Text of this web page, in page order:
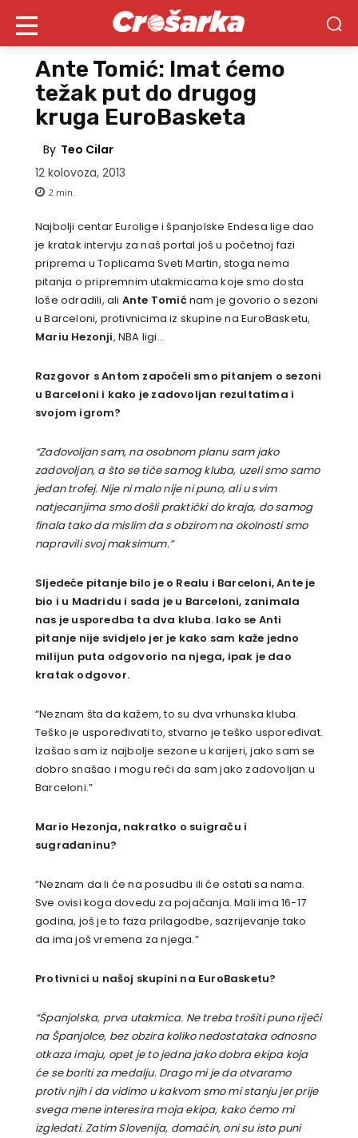
Ante Tomić: Imat ćemo
težak put do drugog
kruga EuroBasketa
By Teo Cilar
12 kolovoza, 2013
2 min.
Najbolji centar Eurolige i španjolske Endesa lige dao
je kratak intervju za naš portal još u početnoj fazi
priprema u Toplicama Sveti Martin, stoga nema
pitanja o pripremnim utakmicama koje smo dosta
loše odradili, ali Ante Tomićnam je govorio o sezoni
u Barceloni, protivnicima iz skupine na EuroBasketu,
Mariu Hezonji, NBA ligi…
Razgovor s Antom započeli smo pitanjem o sezoni
u Barceloni i kako je zadovoljan rezultatima i
svojom igrom?
“Zadovoljan sam, na osobnom planu sam jako
zadovoljan, a što se tiče samog kluba, uzeli smo samo
jedan trofej. Nije ni malo nije ni puno, ali u svim
natjecanjima smo došli praktički do kraja, do samog
finala tako da mislim da s obzirom na okolnosti smo
napravili svoj maksimum.”
Sljedeće pitanje bilo je o Realu i Barceloni, Ante je
bio i u Madridu i sada je u Barceloni, zanimala
nas je usporedba ta dva kluba. Iako se Anti
pitanje nije svidjelo jer je kako sam kaže jedno
milijun puta odgovorio na njega, ipak je dao
kratak odgovor.
“Neznam šta da kažem, to su dva vrhunska kluba.
Teško je uspoređivati to, stvarno je teško uspoređivat.
Izašao sam iz najbolje sezone u karijeri, jako sam se
dobro snašao i mogu reći da sam jako zadovoljan u
Barceloni.”
Mario Hezonja, nakratko o suigraču i
sugrađaninu?
“Neznam da li će na posudbu ili će ostati sa nama.
Sve ovisi koga dovedu za pojačanja. Mali ima 16-17
godina, još je to faza prilagodbe, sazrijevanje tako
da ima još vremena za njega.”
Protivnici u našoj skupini na EuroBasketu?
“Španjolska, prva utakmica. Ne treba trošiti puno riječi
na Španjolce, bez obzira koliko nedostataka odnosno
otkaza imaju, opet je to jedna jako dobra ekipa koja
će se boriti za medalju. Drago mi je da otvaramo
protiv njih i da vidimo u kakvom smo mi stanju jer prije
svega mene interesira moja ekipa, kako ćemo mi
izgledati. Zatim Slovenija, domaćin, oni su isto puni